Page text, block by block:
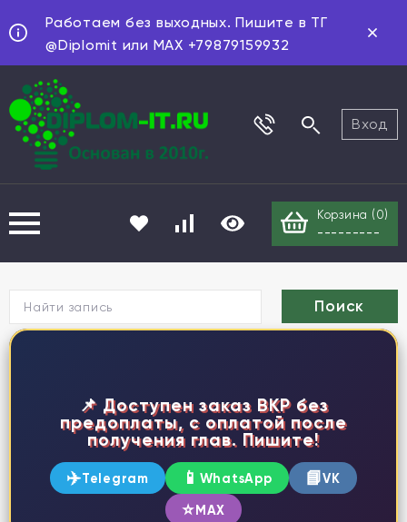
Работаем без выходных. Пишите в ТГ
@Diplomit или MAX +79879159932
Вход
Корзина ( 0)
---------
📌 Доступен заказ ВКР без
предоплаты, с оплатой после
получения глав. Пишите!
✈️Telegram 📱 WhatsApp 📘VK
⭐MAX